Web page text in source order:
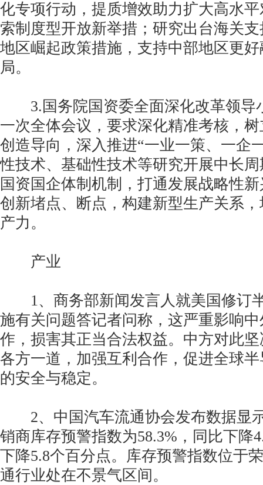
化专项行动，提质增效助力扩大高水
索制度型开放新举措；研究出台海关
地区崛起政策措施，支持中部地区更
局。
3.国务院国资委全面深化改革领导
一次全体会议，要求深化精准考核，
创造导向，深入推进“一业一策、一企
性技术、基础性技术等研究开展中长
国资国企体制机制，打通发展战略性
创新堵点、断点，构建新型生产关系
产力。
产业
1、商务部新闻发言人就美国修订
施有关问题答记者问称，这严重影响
作，损害其正当合法权益。中方对此
各方一道，加强互利合作，促进全球
的安全与稳定。
2、中国汽车流通协会发布数据显
销商库存预警指数为58.3%，同比下降
下降5.8个百分点。库存预警指数位于
通行业处在不景气区间。